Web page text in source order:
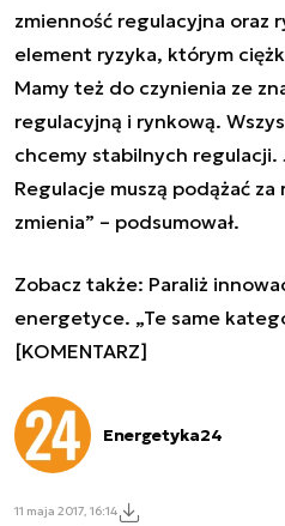
zmienność regulacyjna oraz
element ryzyka, którym
Mamy też do czynienia ze
regulacyjną i rynkową.
chcemy stabilnych regulacji.
Regulacje muszą podążać
zmienia” – podsumował.
Zobacz także: Paraliż
energetyce. „Te same
[KOMENTARZ]
Energetyka24
11 maja 2017, 16:14